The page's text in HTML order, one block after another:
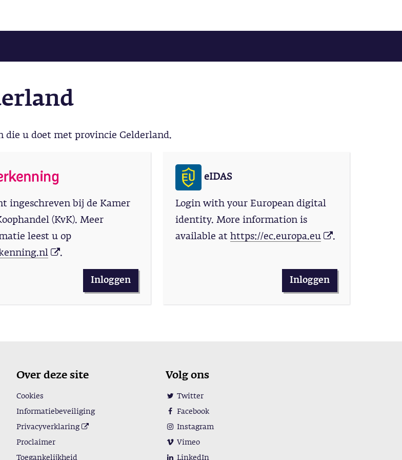
die u doet met provincie Gelderland.
ingeschreven bij de Kamer
(KvK). Meer
leest u op
.
Inloggen
eIDAS
Login with your European digital
identity. More information is
available at https://ec.europa.eu .
Inloggen
Over deze site
Cookies
Informatiebeveiliging
Privacyverklaring
Proclaimer
Toegankelijkheid
Volg ons
Twitter
Facebook
Instagram
Vimeo
LinkedIn